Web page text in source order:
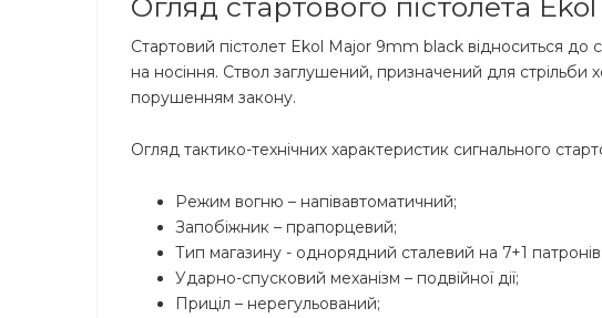
Огляд стартового пістолета
Стартовий пістолет Ekol Major 9mm black відноситься до
на носіння. Ствол заглушений, призначений для
порушенням закону.
Огляд тактико-технічних характеристик сигнального
Режим вогню – напівавтоматичний;
Запобіжник – прапорцевий;
Тип магазину - однорядний сталевий на 7+1 патронів;
Ударно-спусковий механізм – подвійної дії;
Приціл – нерегульований;